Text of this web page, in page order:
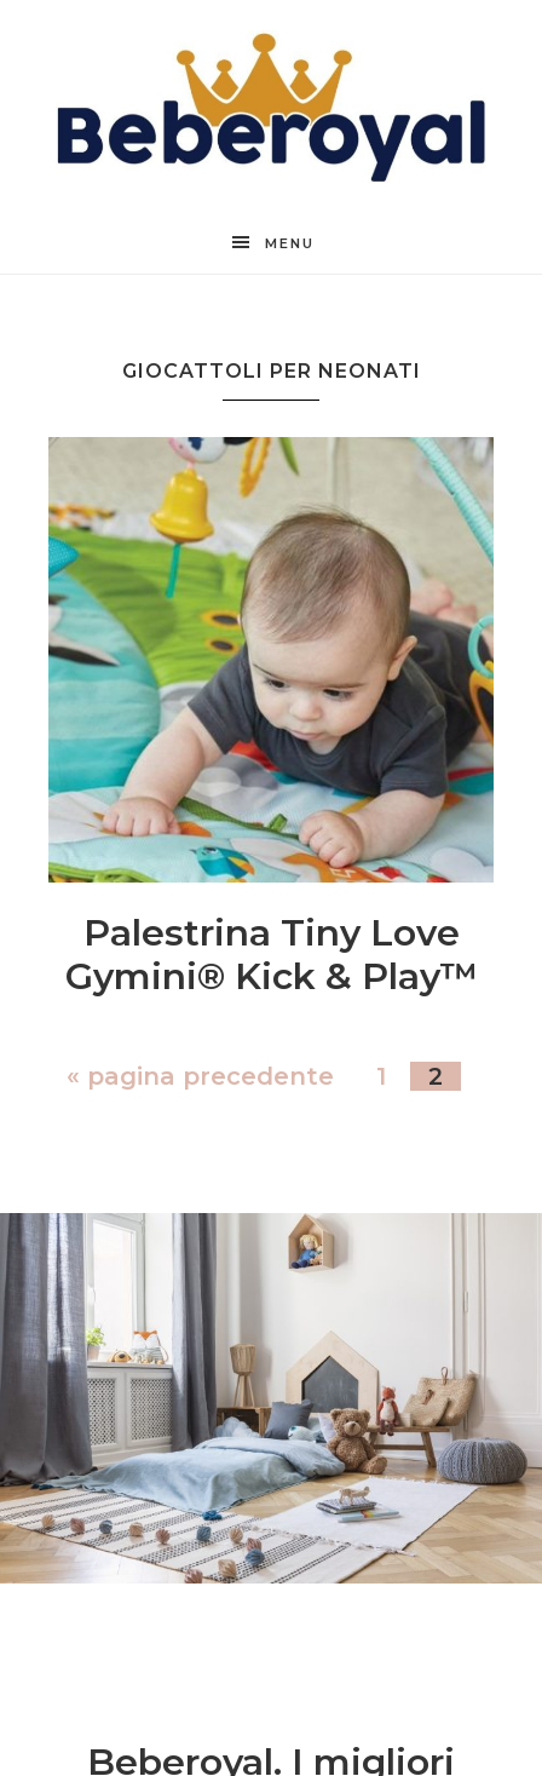
Beberoyal
MENU
GIOCATTOLI PER NEONATI
Palestrina Tiny Love
Gymini® Kick & Play™
« pagina precedente 1 2
Beberoyal. I migliori